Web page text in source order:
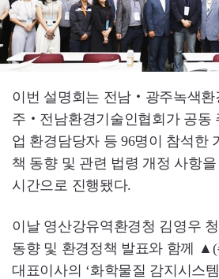
이번 설명회는 전남‧광주녹색환
주‧전남환경기술인협회가 공동
업 환경담당자 등 96명이 참석한
책 동향 및 관련 법령 개정 사항
시간으로 진행됐다.
이날 영산강유역환경청 김영우
동향 및 환경정책 발표와 함께
대표이사의 ‘화학물질 감지시스